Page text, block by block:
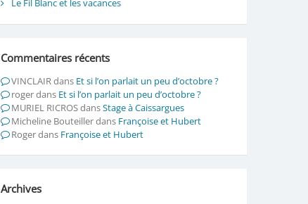
Le Fil Blanc et les vacances
Commentaires récents
VINCLAIR dans Et si l’on parlait un peu d’octobre ?
rogerdans Et si l’on parlait un peu d’octobre ?
MURIEL RICROSdansStage à Caissargues
Micheline Bouteillerdans Françoise et Hubert
Rogerdans Françoise et Hubert
Archives